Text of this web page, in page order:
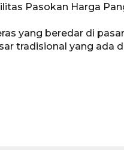
Pasokan Harga
yang beredar di
tradisional yang ada
Gerakan pangan
15 jam lalu